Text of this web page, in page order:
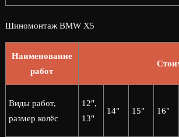
Шиномонтаж BMW X5
Наименование
работ
Виды работ,
размер колёс
12",
13"
14" 15" 16"